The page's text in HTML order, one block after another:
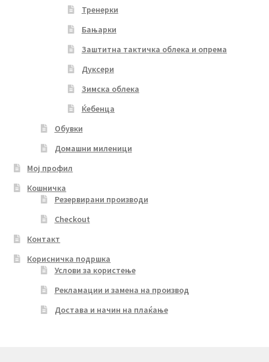
Тренерки
Бањарки
Заштитна тактичка облека и опрема
Дуксери
Зимска облека
Ќебенца
Обувки
Домашни миленици
Мој профил
Кошничка
Резервирани производи
Checkout
Контакт
Корисничка подршка
Услови за користење
Рекламации и замена на производ
Достава и начин на плаќање